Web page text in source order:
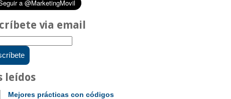
via email
leídos
Mejores prácticas con códigos